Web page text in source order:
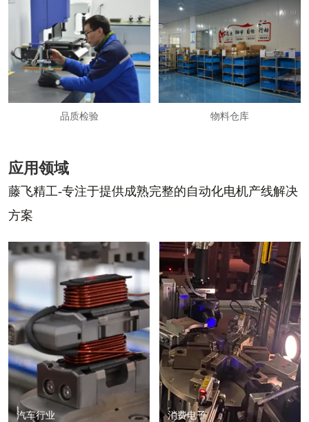
品质检验 物料仓库
应用领域
藤飞精工-专注于提供成熟完整的自动化电机产线解决
方案
汽车行业 消费电子